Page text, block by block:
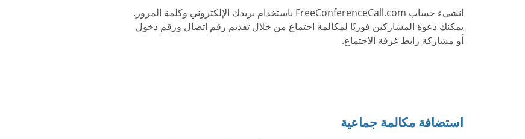
انشىء حساب FreeConferenceCall.com باستخدام بريدك الإلكتروني وكلمة المرور.
يمكنك دعوة المشاركين فوريًا لمكالمة اجتماع من خلال تقديم رقم اتصال ورقم دخول
أو مشاركة رابط غرفة الاجتماع.
استضافة مكالمة جماعية